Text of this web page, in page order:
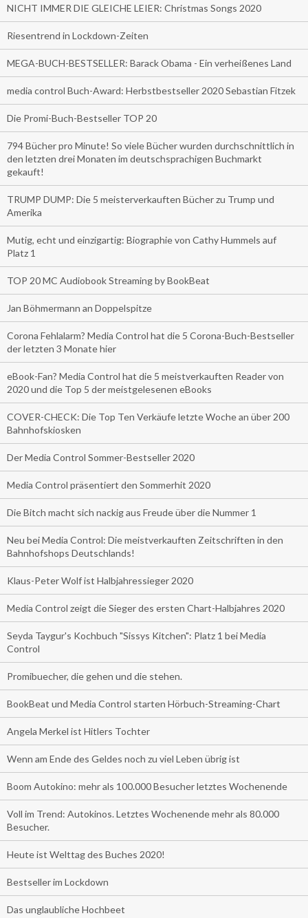
NICHT IMMER DIE GLEICHE LEIER: Christmas Songs 2020
Riesentrend in Lockdown-Zeiten
MEGA-BUCH-BESTSELLER: Barack Obama - Ein verheißenes Land
media control Buch-Award: Herbstbestseller 2020 Sebastian Fitzek
Die Promi-Buch-Bestseller TOP 20
794 Bücher pro Minute! So viele Bücher wurden durchschnittlich in
den letzten drei Monaten im deutschsprachigen Buchmarkt
gekauft!
TRUMP DUMP: Die 5 meisterverkauften Bücher zu Trump und
Amerika
Mutig, echt und einzigartig: Biographie von Cathy Hummels auf
Platz 1
TOP 20 MC Audiobook Streaming by BookBeat
Jan Böhmermann an Doppelspitze
Corona Fehlalarm? Media Control hat die 5 Corona-Buch-Bestseller
der letzten 3 Monate hier
eBook-Fan? Media Control hat die 5 meistverkauften Reader von
2020 und die Top 5 der meistgelesenen eBooks
COVER-CHECK: Die Top Ten Verkäufe letzte Woche an über 200
Bahnhofskiosken
Der Media Control Sommer-Bestseller 2020
Media Control präsentiert den Sommerhit 2020
Die Bitch macht sich nackig aus Freude über die Nummer 1
Neu bei Media Control: Die meistverkauften Zeitschriften in den
Bahnhofshops Deutschlands!
Klaus-Peter Wolf ist Halbjahressieger 2020
Media Control zeigt die Sieger des ersten Chart-Halbjahres 2020
Seyda Taygur's Kochbuch "Sissys Kitchen": Platz 1 bei Media
Control
Promibuecher, die gehen und die stehen.
BookBeat und Media Control starten Hörbuch-Streaming-Chart
Angela Merkel ist Hitlers Tochter
Wenn am Ende des Geldes noch zu viel Leben übrig ist
Boom Autokino: mehr als 100.000 Besucher letztes Wochenende
Voll im Trend: Autokinos. Letztes Wochenende mehr als 80.000
Besucher.
Heute ist Welttag des Buches 2020!
Bestseller im Lockdown
Das unglaubliche Hochbeet